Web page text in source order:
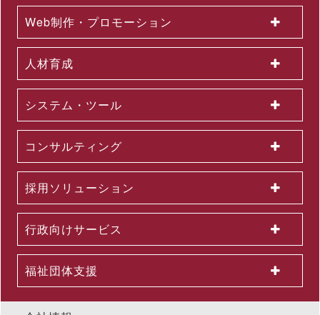
2026.06.03
＜第３弾＞「AI活用を１億人に」交通広告を６月より大幅拡大
援を力強く訴求
2026.06.01
2026.06.01
2026年５月度KPI（業績指標）進捗状況
2026.05.29
提供開始 ～同一テーマの同時受講で、実践につながる共通言語
を構築
「治療と仕事の両立支援」をテーマに新たに研修を３本開発 ～
管理職向け体制づくり、支援担当者向け面談スキルなど、６月
2026.05.25
攻めの新卒採用を実現する新卒オファー型就活サービス
Web制作・プロモーション
人材育成
システム・ツール
コンサルティング
採用ソリューション
行政向けサービス
福祉団体支援